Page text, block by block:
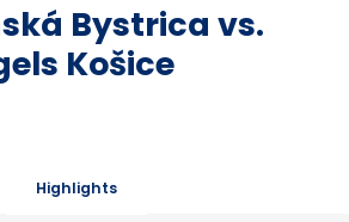
Bystrica vs.
Košice
Highlights